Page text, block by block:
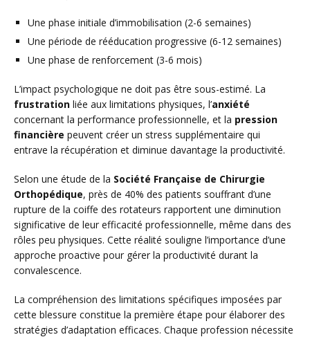
Une phase initiale d’immobilisation (2-6 semaines)
Une période de rééducation progressive (6-12 semaines)
Une phase de renforcement (3-6 mois)
L’impact psychologique ne doit pas être sous-estimé. La
frustration liée aux limitations physiques, l’anxiété
concernant la performance professionnelle, et la pression
financière peuvent créer un stress supplémentaire qui
entrave la récupération et diminue davantage la productivité.
Selon une étude de la Société Française de Chirurgie
Orthopédique, près de 40% des patients souffrant d’une
rupture de la coiffe des rotateurs rapportent une diminution
significative de leur efficacité professionnelle, même dans des
rôles peu physiques. Cette réalité souligne l’importance d’une
approche proactive pour gérer la productivité durant la
convalescence.
La compréhension des limitations spécifiques imposées par
cette blessure constitue la première étape pour élaborer des
stratégies d’adaptation efficaces. Chaque profession nécessite